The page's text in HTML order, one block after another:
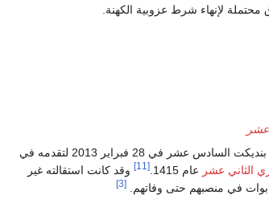
محتملة لإنهاء شرط عزوبية الكهنة.
عشر
البابا بنديكت السادس عشر في 28 فبراير 2013 لتقدمه في
الثاني عشر عام 1415. [11]
وقد كانت استقالته غير
في منصبهم حتى وفاتهم. [3]